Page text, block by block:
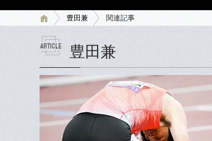
豊田兼 関連記事
豊田兼